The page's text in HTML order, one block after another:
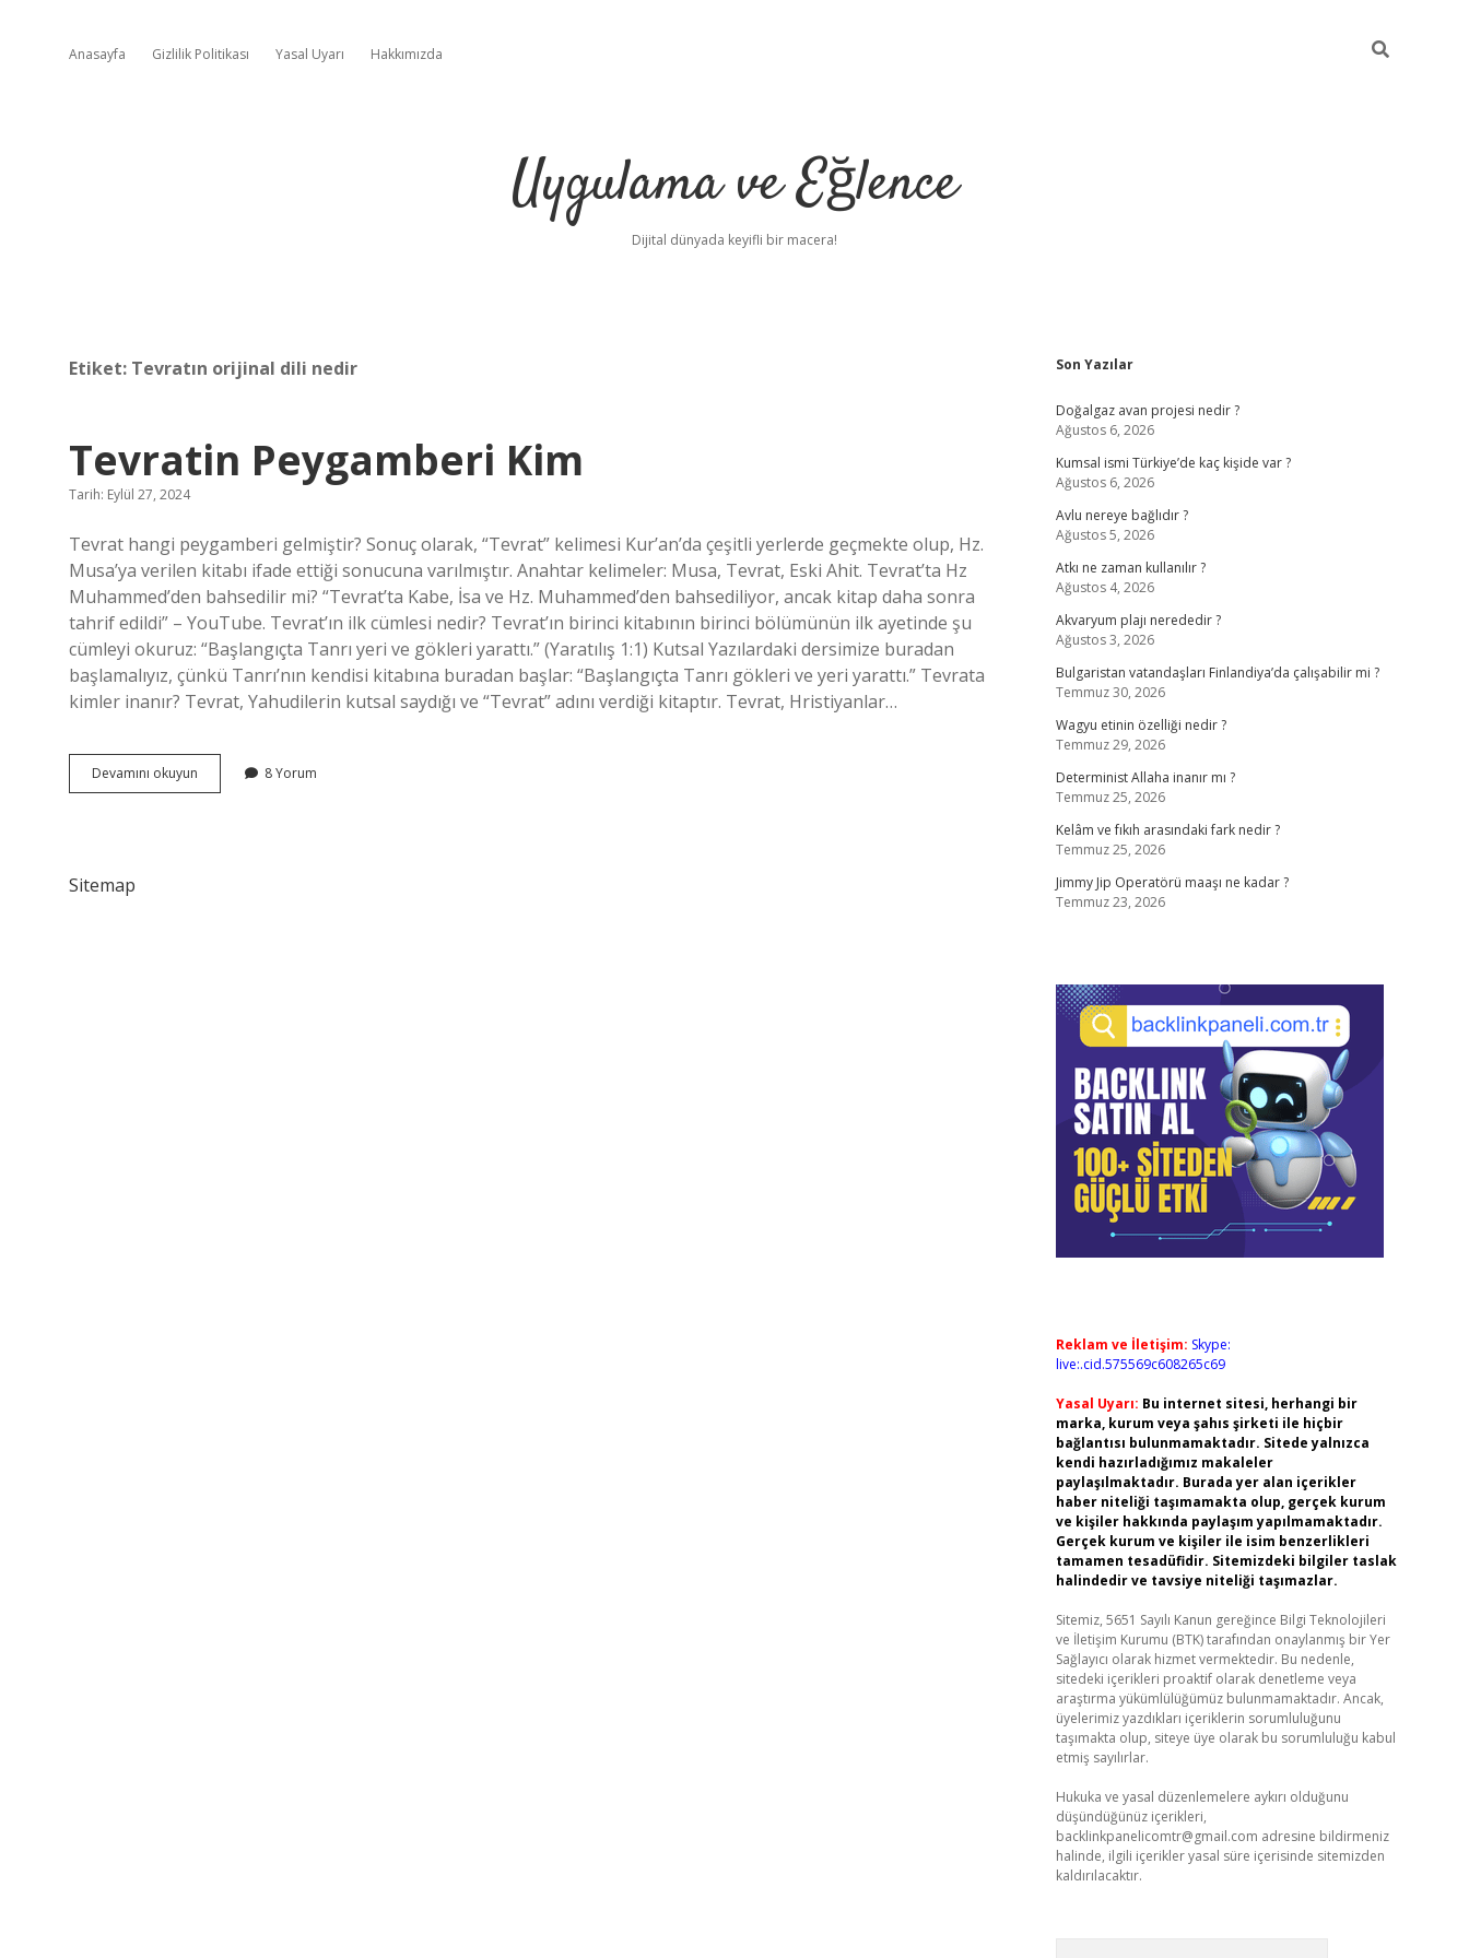
Anasayfa Gizlilik Politikası Yasal Uyarı Hakkımızda
Uygulama ve Eğlence
Dijital dünyada keyifli bir macera!
Etiket: Tevratın orijinal dili nedir
Tevratin Peygamberi Kim
Tarih: Eylül 27, 2024
Tevrat hangi peygamberi gelmiştir? Sonuç olarak, “Tevrat” kelimesi Kur’an’da çeşitli yerlerde geçmekte olup, Hz.
Musa’ya verilen kitabı ifade ettiği sonucuna varılmıştır. Anahtar kelimeler: Musa, Tevrat, Eski Ahit. Tevrat’ta Hz
Muhammed’den bahsedilir mi? “Tevrat’ta Kabe, İsa ve Hz. Muhammed’den bahsediliyor, ancak kitap daha sonra
tahrif edildi” – YouTube. Tevrat’ın ilk cümlesi nedir? Tevrat’ın birinci kitabının birinci bölümünün ilk ayetinde şu
cümleyi okuruz: “Başlangıçta Tanrı yeri ve gökleri yarattı.” (Yaratılış 1:1) Kutsal Yazılardaki dersimize buradan
başlamalıyız, çünkü Tanrı’nın kendisi kitabına buradan başlar: “Başlangıçta Tanrı gökleri ve yeri yarattı.” Tevrata
kimler inanır? Tevrat, Yahudilerin kutsal saydığı ve “Tevrat” adını verdiği kitaptır. Tevrat, Hristiyanlar…
Devamını okuyun Tevratin
Peygamberi
8 Yorum
Sitemap
Sidebar
Son Yazılar
Doğalgaz avan projesi nedir ?
Ağustos 6, 2026
Kumsal ismi Türkiye’de kaç kişide var ?
Ağustos 6, 2026
Avlu nereye bağlıdır ?
Ağustos 5, 2026
Atkı ne zaman kullanılır ?
Ağustos 4, 2026
Akvaryum plajı nerededir ?
Ağustos 3, 2026
Bulgaristan vatandaşları Finlandiya’da çalışabilir mi ?
Temmuz 30, 2026
Wagyu etinin özelliği nedir ?
Temmuz 29, 2026
Determinist Allaha inanır mı ?
Temmuz 25, 2026
Kelâm ve fıkıh arasındaki fark nedir ?
Temmuz 25, 2026
Jimmy Jip Operatörü maaşı ne kadar ?
Temmuz 23, 2026
Reklam ve İletişim: Skype:
live:.cid.575569c608265c69
Yasal Uyarı: Bu internet sitesi, herhangi bir
marka, kurum veya şahıs şirketi ile hiçbir
bağlantısı bulunmamaktadır. Sitede yalnızca
kendi hazırladığımız makaleler
paylaşılmaktadır. Burada yer alan içerikler
haber niteliği taşımamakta olup, gerçek kurum
ve kişiler hakkında paylaşım yapılmamaktadır.
Gerçek kurum ve kişiler ile isim benzerlikleri
tamamen tesadüfidir. Sitemizdeki bilgiler taslak
halindedir ve tavsiye niteliği taşımazlar.
Sitemiz, 5651 Sayılı Kanun gereğince Bilgi Teknolojileri
ve İletişim Kurumu (BTK) tarafından onaylanmış bir Yer
Sağlayıcı olarak hizmet vermektedir. Bu nedenle,
sitedeki içerikleri proaktif olarak denetleme veya
araştırma yükümlülüğümüz bulunmamaktadır. Ancak,
üyelerimiz yazdıkları içeriklerin sorumluluğunu
taşımakta olup, siteye üye olarak bu sorumluluğu kabul
etmiş sayılırlar.
Hukuka ve yasal düzenlemelere aykırı olduğunu
düşündüğünüz içerikleri,
backlinkpanelicomtr@gmail.com adresine bildirmeniz
halinde, ilgili içerikler yasal süre içerisinde sitemizden
kaldırılacaktır.